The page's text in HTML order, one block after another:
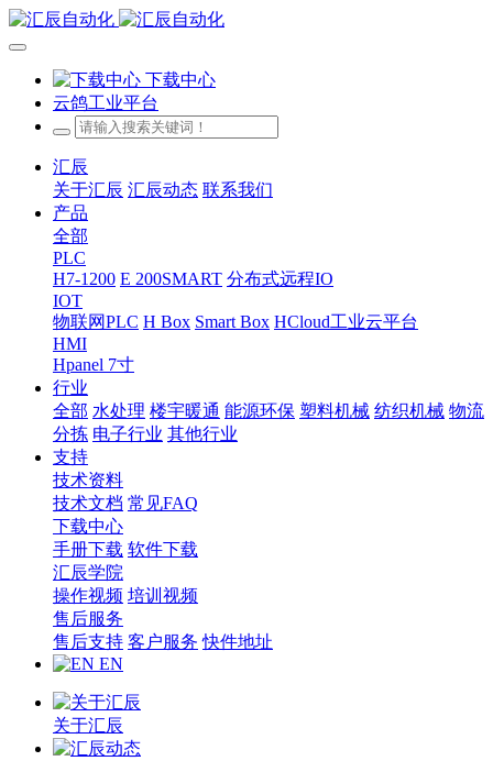
下载中心
云鸽工业平台
汇辰
关于汇辰 汇辰动态 联系我们
产品
全部
PLC
H7-1200 E 200SMART 分布式远程IO
IOT
物联网PLC H Box Smart Box HCloud工业云平台
HMI
Hpanel 7寸
行业
全部 水处理 楼宇暖通 能源环保 塑料机械 纺织机械 物流
分拣 电子行业 其他行业
支持
技术资料
技术文档 常见FAQ
下载中心
手册下载 软件下载
汇辰学院
操作视频 培训视频
售后服务
售后支持 客户服务 快件地址
EN
关于汇辰